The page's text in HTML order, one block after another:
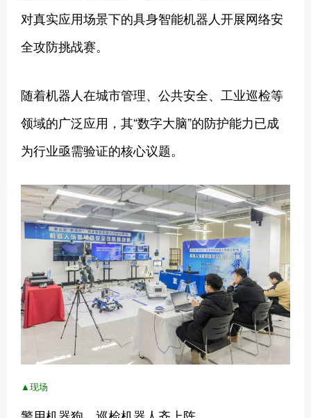
对真实应用场景下的具身智能机器人开展网络安
全攻防挑战赛。
随着机器人在城市管理、公共安全、工业巡检等
领域的广泛应用，其“数字大脑”的防护能力已成
为行业亟需验证的核心议题。
▲现场